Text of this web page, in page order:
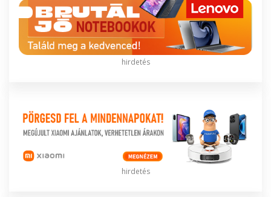
hirdetés
hirdetés